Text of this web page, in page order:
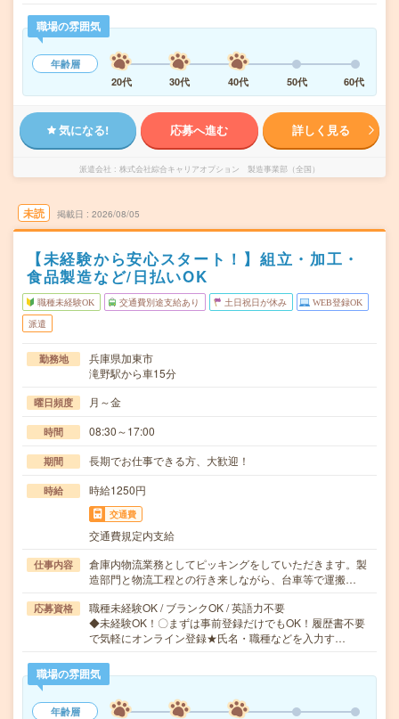
職場の雰囲気
年齢層
20代
30代 40代 50代 60代
気になる! 応募へ進む 詳しく見る
派遣会社 株式会社綜合キャリアオプション 製造事業部（全国）
未読 掲載日 2026/08/05
【未経験から安心スタート！】組立・加工・
食品製造など/日払いOK
職種未経験OK 交通費別途支給あり 土日祝日が休み WEB登録OK
派遣
勤務地
兵庫県加東市
滝野駅から車15分
曜日頻度 月～金
時間 08:30～17:00
期間 長期でお仕事できる方、大歓迎！
時給 時給1250円
交通費
交通費規定内支給
仕事内容
倉庫内物流業務としてピッキングをしていただきます。製
造部門と物流工程との行き来しながら、台車等で運搬…
応募資格
職種未経験OK / ブランクOK / 英語力不要
◆未経験OK！〇まずは事前登録だけでもOK！履歴書不要
で気軽にオンライン登録★氏名・職種などを入力す…
職場の雰囲気
年齢層